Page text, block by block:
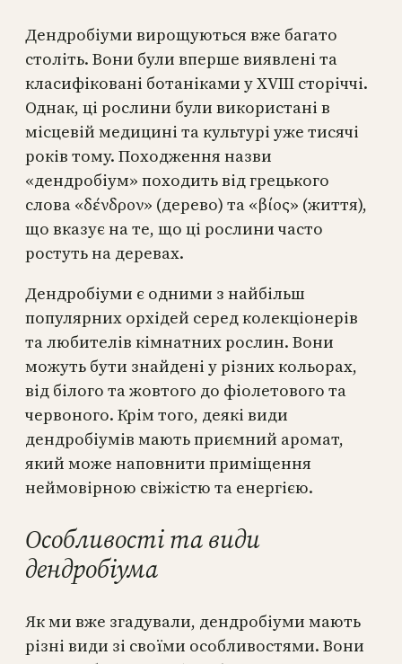
Дендробіуми вирощуються вже багато
століть. Вони були вперше виявлені та
класифіковані ботаніками у ХVIII сторіччі.
Однак, ці рослини були використані в
місцевій медицині та культурі уже тисячі
років тому. Походження назви
«дендробіум» походить від грецького
слова «δένδρον» (дерево) та «βίος» (життя),
що вказує на те, що ці рослини часто
ростуть на деревах.
Дендробіуми є одними з найбільш
популярних орхідей серед колекціонерів
та любителів кімнатних рослин. Вони
можуть бути знайдені у різних кольорах,
від білого та жовтого до фіолетового та
червоного. Крім того, деякі види
дендробіумів мають приємний аромат,
який може наповнити приміщення
неймовірною свіжістю та енергією.
Особливості та види
дендробіума
Як ми вже згадували, дендробіуми мають
різні види зі своїми особливостями. Вони